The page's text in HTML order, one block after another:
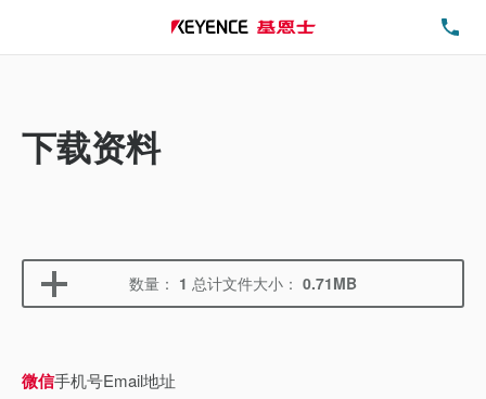
下载资料
数量： 1 总计文件大小： 0.71MB
微信手机号Email地址